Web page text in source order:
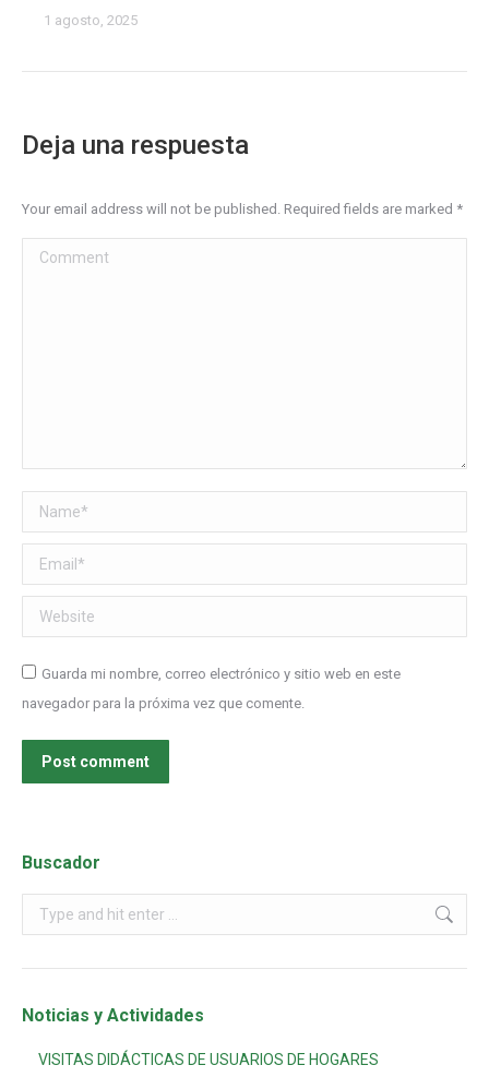
1 agosto, 2025
Deja una respuesta
Your email address will not be published. Required fields are marked *
Comment
Name *
Email *
Website
Guarda mi nombre, correo electrónico y sitio web en este
navegador para la próxima vez que comente.
Post comment
Buscador
Noticias y Actividades
VISITAS DIDÁCTICAS DE USUARIOS DE HOGARES